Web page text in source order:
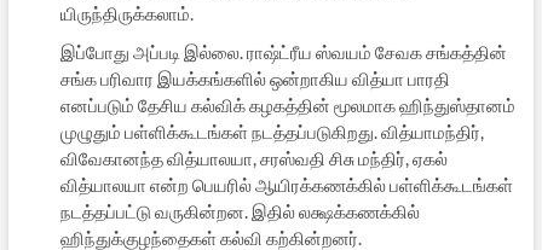
யிருந்திருக்கலாம்.
இப்போது அப்படி இல்லை. ராஷ்ட்ரீய ஸ்வயம் சேவக சங்கத்தின்
சங்க பரிவார இயக்கங்களில் ஒன்றாகிய வித்யா பாரதி
எனப்படும் தேசிய கல்விக் கழகத்தின் மூலமாக ஹிந்துஸ்தானம்
முழுதும் பள்ளிக்கூடங்கள் நடத்தப்படுகிறது. வித்யாமந்திர்,
விவேகானந்த வித்யாலயா, சரஸ்வதி சிசு மந்திர், ஏகல்
வித்யாலயா என்ற பெயரில் ஆயிரக்கணக்கில் பள்ளிக்கூடங்கள்
நடத்தப்பட்டு வருகின்றன. இதில் லக்ஷக்கணக்கில்
ஹிந்துக்குழந்தைகள் கல்வி கற்கின்றனர்.